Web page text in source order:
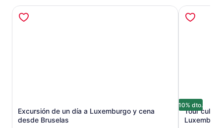
Excursión de un día a Luxemburgo y cena
desde Bruselas
Se abrirá en una nueva pestaña
10% dto.
Tour